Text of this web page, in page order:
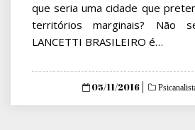
que seria uma cidade que
territórios marginais? Não
LANCETTI BRASILEIRO é…
Posted
05/11/2016